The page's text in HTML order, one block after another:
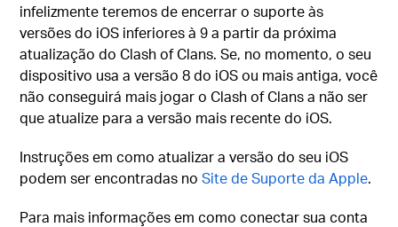
infelizmente teremos de encerrar o suporte às
versões do iOS inferiores à 9 a partir da próxima
atualização do Clash of Clans. Se, no momento, o seu
dispositivo usa a versão 8 do iOS ou mais antiga, você
não conseguirá mais jogar o Clash of Clans a não ser
que atualize para a versão mais recente do iOS.
Instruções em como atualizar a versão do seu iOS
podem ser encontradas noSite de Suporte da Apple.
Para mais informações em como conectar sua conta